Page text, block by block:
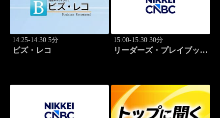
14:25-14:30 5分
ビズ・レコ
15:00-15:30 30分
リーダーズ・プレイブック